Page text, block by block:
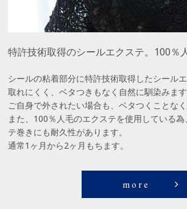
特許技術取得のシールエクステ。100％
シールの粘着部分に特許技術取得したシールエ
取れにくく、ベタつきもなく自然に馴染みます
ご自身で外されたい場合も、ベタつくことな
また、100％人毛のエクステを使用している
テ巻きにも耐久性があります。
通常1ヶ月から2ヶ月もちます。
more